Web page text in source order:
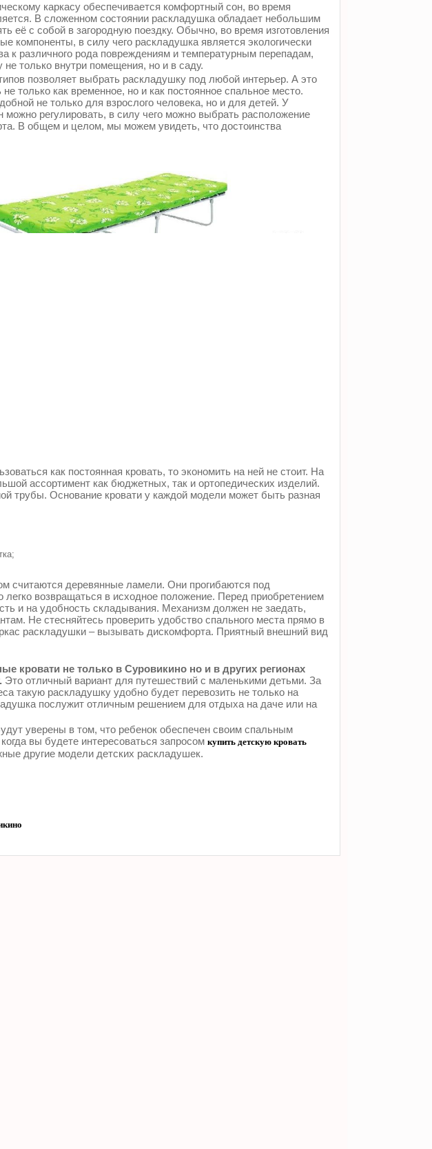
каркасу обеспечивается комфортный сон, во время
В сложенном состоянии раскладушка обладает небольшим
её с собой в загородную поездку. Обычно, во время изготовления
компоненты, в силу чего раскладушка является экологически
к различного рода повреждениям и температурным перепадам,
только внутри помещения, но и в саду.
позволяет выбрать раскладушку под любой интерьер. А это
только как временное, но и как постоянное спальное место.
не только для взрослого человека, но и для детей. У
можно регулировать, в силу чего можно выбрать расположение
В общем и целом, мы можем увидеть, что достоинства
как постоянная кровать, то экономить на ней не стоит. На
ассортимент как бюджетных, так и ортопедических изделий.
трубы. Основание кровати у каждой модели может быть разная
считаются деревянные ламели. Они прогибаются под
легко возвращаться в исходное положение. Перед приобретением
и на удобность складывания. Механизм должен не заедать,
Не стесняйтесь проверить удобство спального места прямо в
раскладушки – вызывать дискомфорта. Приятный внешний вид
кровати не только в Суровикино но и в других регионах
Это отличный вариант для путешествий с маленькими детьми. За
такую раскладушку удобно будет перевозить не только на
послужит отличным решением для отдыха на даче или на
уверены в том, что ребенок обеспечен своим спальным
вы будете интересоваться запросом купить детскую кровать
другие модели детских раскладушек.